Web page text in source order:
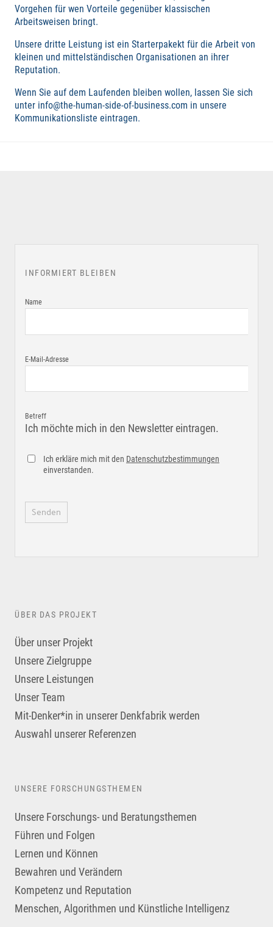
Vorgehen für wen Vorteile gegenüber klassischen
Arbeitsweisen bringt.
Unsere dritte Leistung ist ein Starterpakekt für die Arbeit von
kleinen und mittelständischen Organisationen an ihrer
Reputation.
Wenn Sie auf dem Laufenden bleiben wollen, lassen Sie sich
unter info@the-human-side-of-business.com in unsere
Kommunikationsliste eintragen.
INFORMIERT BLEIBEN
Name
E-Mail-Adresse
Betreff
Ich möchte mich in den Newsletter eintragen.
Ich erkläre mich mit den Datenschutzbestimmungen
einverstanden.
ÜBER DAS PROJEKT
Über unser Projekt
Unsere Zielgruppe
Unsere Leistungen
Unser Team
Mit-Denker*in in unserer Denkfabrik werden
Auswahl unserer Referenzen
UNSERE FORSCHUNGSTHEMEN
Unsere Forschungs- und Beratungsthemen
Führen und Folgen
Lernen und Können
Bewahren und Verändern
Kompetenz und Reputation
Menschen, Algorithmen und Künstliche Intelligenz